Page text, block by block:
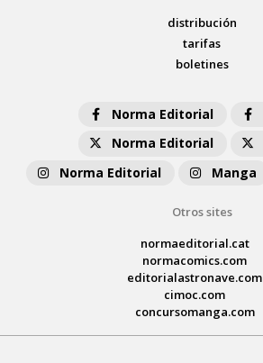
distribución
tarifas
boletines
Norma Editorial
Norma Editorial
Norma Editorial
Manga
Otros sites
normaeditorial.cat
normacomics.com
editorialastronave.com
cimoc.com
concursomanga.com